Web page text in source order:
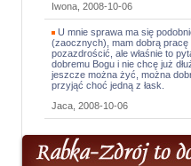
Iwona, 2008-10-06
U mnie sprawa ma się
(zaocznych), mam dobrą pracę
pozazdrościć, ale właśnie to
dobremu Bogu i nie chcę już
jeszcze można żyć, można
przyjąć choć jedną z łask.
Jaca, 2008-10-06